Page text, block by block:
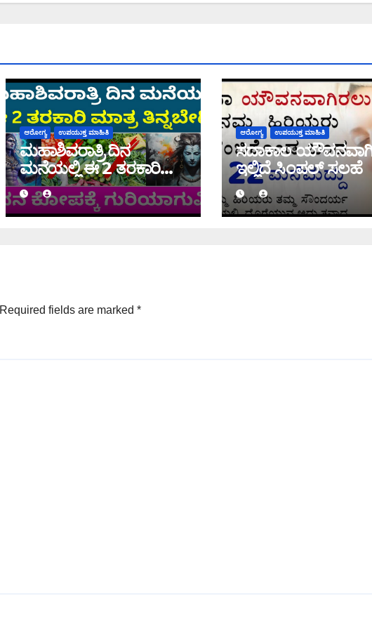
ಆರೋಗ್ಯ ಉಪಯುಕ್ತ ಮಾಹಿತಿ
ಮಹಾಶಿವರಾತ್ರಿ ದಿನ
ಮನೆಯಲ್ಲಿ ಈ 2 ತರಕಾರಿ
ತಿನ್ನಬೇಡಿ
ಆರೋಗ್ಯ ಉಪಯುಕ್ತ ಮಾಹಿತಿ
ಸದಾಕಾಲ
ಇಲ್ಲಿದೆ ಸಿಂಪಲ್ ಸಲಹೆ
Required fields are marked *